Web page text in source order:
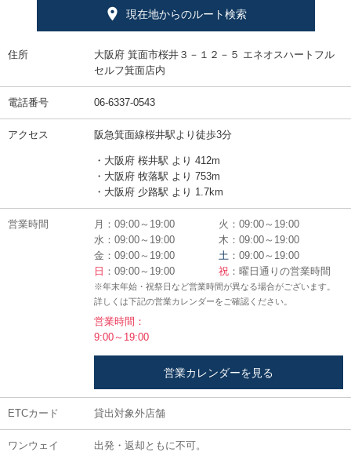
現在地からのルート検索
住所
大阪府 箕面市桜井３－１２－５ エネオスハートフル
セルフ箕面店内
電話番号 06-6337-0543
アクセス 阪急箕面線桜井駅より徒歩3分
・大阪府 桜井駅 より 412m
・大阪府 牧落駅 より 753m
・大阪府 少路駅 より 1.7km
営業時間 月：09:00～19:00
火：09:00～19:00
水：09:00～19:00
木：09:00～19:00
金：09:00～19:00
土 ：09:00～19:00
日 ：09:00～19:00 祝 ：曜日通りの営業時間
※年末年始・祝祭日など営業時間が異なる場合がございます。
詳しくは下記の営業カレンダーをご確認ください。
営業時間：
9:00～19:00
営業カレンダーを見る
ETCカード 貸出対象外店舗
ワンウェイ 出発・返却ともに不可。